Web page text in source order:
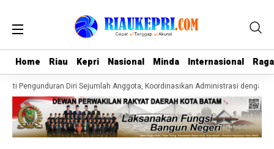
Home Riau Kepri Nasional Minda Internasional
Home Riau Kepri Nasional Minda Internasional
Pengunduran Diri Sejumlah Anggota, Koordinasikan Administrasi dengan